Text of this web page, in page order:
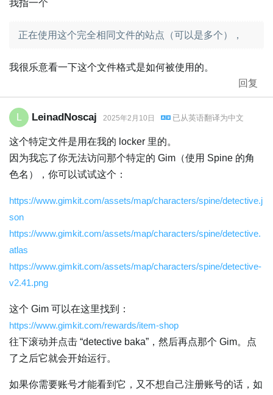
我指一个
正在使用这个完全相同文件的站点（可以是多个），
我很乐意看一下这个文件格式是如何被使用的。
回复
LeinadNoscaj 2025年2月10日 已从英语翻译为中文
这个特定文件是用在我的 locker 里的。
因为我忘了你无法访问那个特定的 Gim（使用 Spine 的角
色名），你可以试试这个：
https://www.gimkit.com/assets/map/characters/spine/detective.j
son
https://www.gimkit.com/assets/map/characters/spine/detective.
atlas
https://www.gimkit.com/assets/map/characters/spine/detective-
v2.41.png
这个 Gim 可以在这里找到：
https://www.gimkit.com/rewards/item-shop
往下滚动并点击 “detective baka”，然后再点那个 Gim。点
了之后它就会开始运行。
如果你需要账号才能看到它，又不想自己注册账号的话，如